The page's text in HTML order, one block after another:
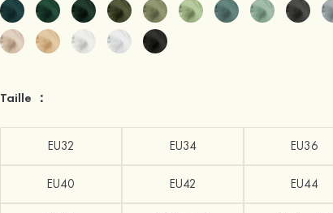
Taille ：
EU32 EU34 EU36
EU40 EU42 EU44